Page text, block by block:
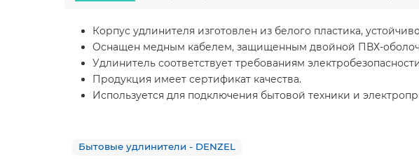
Корпус удлинителя изготовлен из белого пластика,
Оснащен медным кабелем, защищенным двойной ПВХ-
Удлинитель соответствует требованиям
Продукция имеет сертификат качества.
Используется для подключения бытовой техники и
Бытовые удлинители - DENZEL